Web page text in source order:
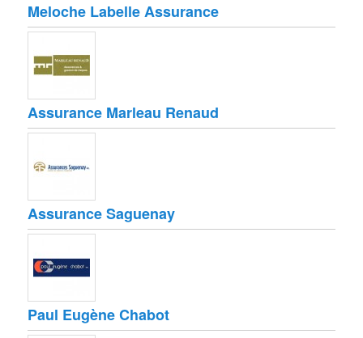
Meloche Labelle Assurance
Assurance Marleau Renaud
Assurance Saguenay
Paul Eugène Chabot